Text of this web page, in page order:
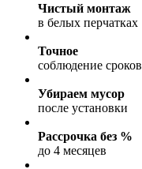
Чистый монтаж
в белых перчатках
Точное
соблюдение сроков
Убираем мусор
после установки
Рассрочка без %
до 4 месяцев